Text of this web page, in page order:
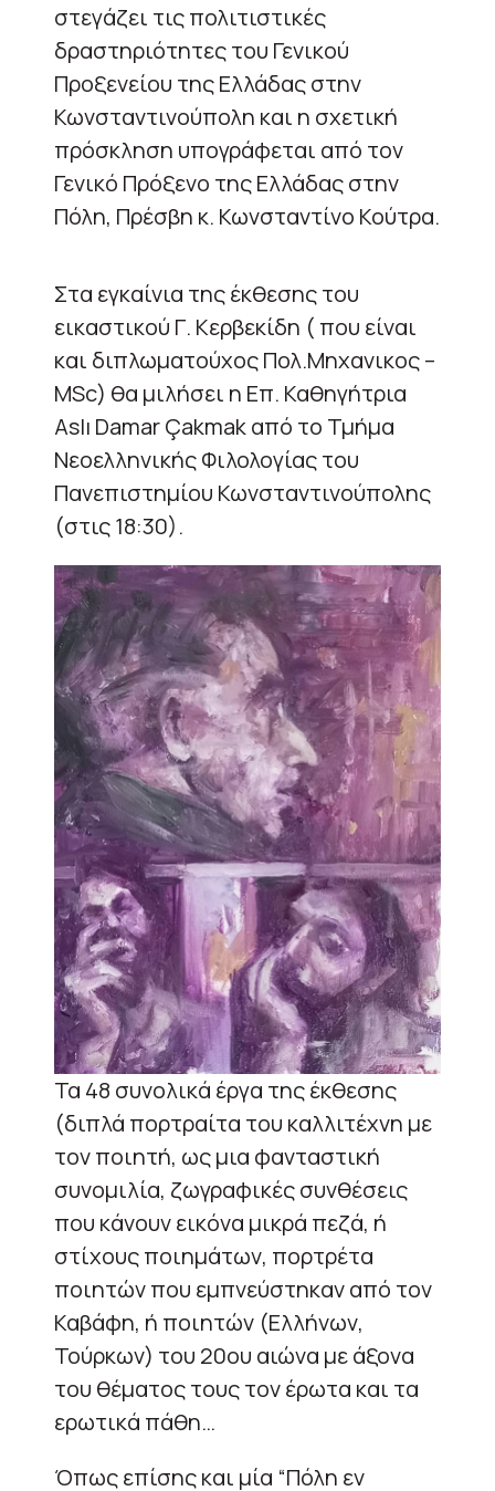
στεγάζει τις πολιτιστικές
δραστηριότητες του Γενικού
Προξενείου της Ελλάδας στην
Κωνσταντινούπολη και η σχετική
πρόσκληση υπογράφεται από τον
Γενικό Πρόξενο της Ελλάδας στην
Πόλη, Πρέσβη κ. Κωνσταντίνο Κούτρα.
Στα εγκαίνια της έκθεσης του
εικαστικού Γ. Κερβεκίδη ( που είναι
και διπλωματούχος Πολ.Μηχανικος –
MSc) θα μιλήσει η Επ. Καθηγήτρια
Aslı Damar Çakmak από το Τμήμα
Νεοελληνικής Φιλολογίας του
Πανεπιστημίου Κωνσταντινούπολης
(στις 18:30).
Τα 48 συνoλικά έργα της έκθεσης
(διπλά πορτραίτα του καλλιτέχνη με
τον ποιητή, ως μια φανταστική
συνομιλία, ζωγραφικές συνθέσεις
που κάνουν εικόνα μικρά πεζά, ή
στίχους ποιημάτων, πορτρέτα
ποιητών που εμπνεύστηκαν από τον
Καβάφη, ή ποιητών (Ελλήνων,
Τούρκων) του 20ου αιώνα με άξονα
του θέματος τους τον έρωτα και τα
ερωτικά πάθη…
Όπως επίσης και μία “Πόλη εν